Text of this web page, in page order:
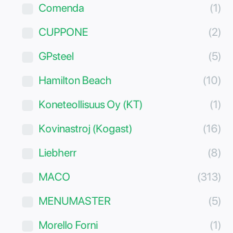
Comenda
(1)
CUPPONE
(2)
GPsteel
(5)
Hamilton Beach
(10)
Koneteollisuus Oy (KT)
(1)
Kovinastroj (Kogast)
(16)
Liebherr
(8)
MACO
(313)
MENUMASTER
(5)
Morello Forni
(1)